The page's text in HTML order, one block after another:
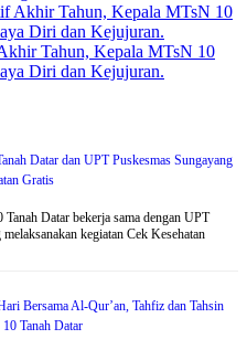
Tahun, Kepala MTsN 10
Diri dan Kejujuran.
Datar dan UPT Puskesmas Sungayang
Gratis
Datar bekerja sama dengan UPT
kegiatan Cek Kesehatan
Bersama Al-Qur’an, Tahfiz dan Tahsin
Tanah Datar